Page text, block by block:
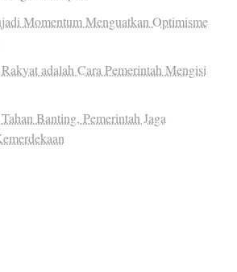
Momentum Menguatkan Optimisme
adalah Cara Pemerintah Mengisi
Banting, Pemerintah Jaga